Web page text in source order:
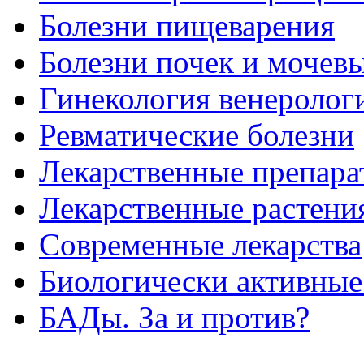
Болезни пищеварения
Болезни почек и
Гинекология
Ревматические болезни
Лекарственные
Лекарственные
Современные лекарства
Биологически
БАДы. За и против?